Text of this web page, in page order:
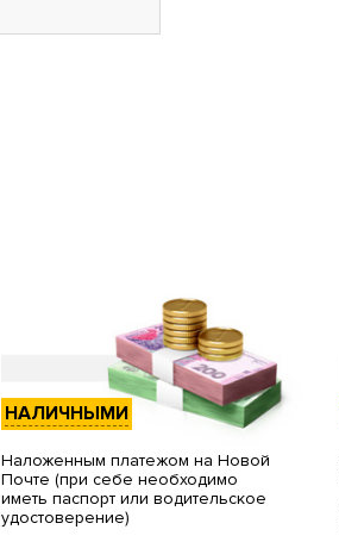
НАЛИЧНЫМИ
Наложенным платежом на Новой
Почте (при себе необходимо
иметь паспорт или водительское
удостоверение)